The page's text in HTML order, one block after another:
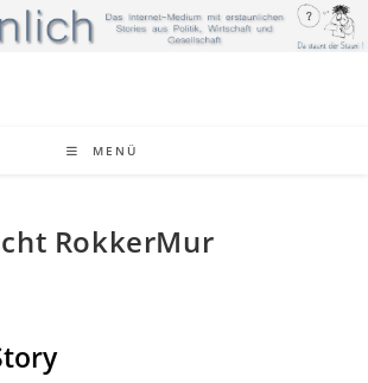
MENÜ
RokkerMur